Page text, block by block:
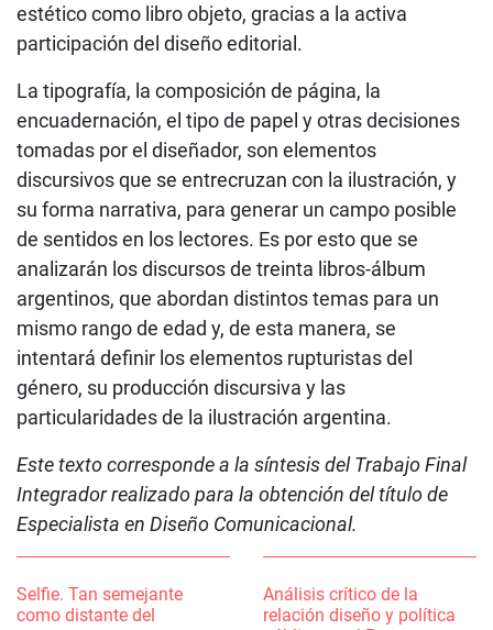
estético como libro objeto, gracias a la activa
participación del diseño editorial.
La tipografía, la composición de página, la
encuadernación, el tipo de papel y otras decisiones
tomadas por el diseñador, son elementos
discursivos que se entrecruzan con la ilustración, y
su forma narrativa, para generar un campo posible
de sentidos en los lectores. Es por esto que se
analizarán los discursos de treinta libros-álbum
argentinos, que abordan distintos temas para un
mismo rango de edad y, de esta manera, se
intentará definir los elementos rupturistas del
género, su producción discursiva y las
particularidades de la ilustración argentina.
Este texto corresponde a la síntesis del Trabajo Final
Integrador realizado para la obtención del título de
Especialista en Diseño Comunicacional.
Selfie. Tan semejante
como distante del
Análisis crítico de la
relación diseño y política